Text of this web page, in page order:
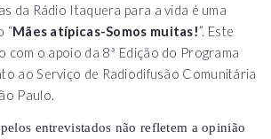
da Rádio Itaquera para a vida é uma
“Mães atípicas-Somos muitas!”. Este
com o apoio da 8ª Edição do Programa
ao Serviço de Radiodifusão Comunitária
Paulo.
entrevistados não refletem a opinião